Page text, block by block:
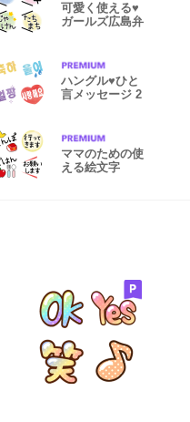
可愛く使える♥
ガールズ広島弁
ハングル♥ひと
言メッセージ 2
ママのための使
える絵文字